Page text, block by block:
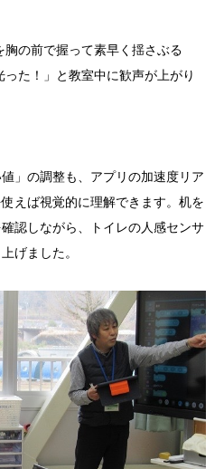
の前で握って素早く揺さぶる
た！」と教室中に歓声が上がり
」の調整も、アプリの加速度リア
えば視覚的に理解できます。机を
認しながら、トイレの人感センサ
げました。